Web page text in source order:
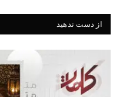
از دست ندهید